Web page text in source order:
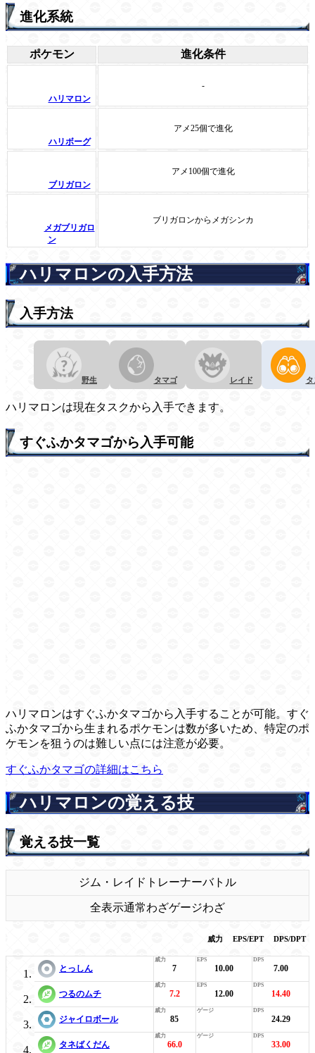
進化系統
ポケモン 進化条件
ハリマロン
-
ハリボーグ
アメ25個で進化
ブリガロン
アメ100個で進化
メガブリガロ
ン
ブリガロンからメガシンカ
ハリマロンの入手方法
入手方法
野生 タマゴ レイド
ハリマロンは現在タスクから入手できます。
すぐふかタマゴから入手可能
ハリマロンはすぐふかタマゴから入手することが可能。すぐ
ふかタマゴから生まれるポケモンは数が多いため、特定のポ
ケモンを狙うのは難しい点には注意が必要。
すぐふかタマゴの詳細はこちら
ハリマロンの覚える技
覚える技一覧
ジム・レイド トレーナーバトル
全表示通常わざゲージわざ
威力 EPS/EPT DPS/DPT
とっしん 7 10.00 7.00
つるのムチ 7.2 12.00 14.40
ジャイロボール 85 24.29
タネばくだん 66.0 33.00